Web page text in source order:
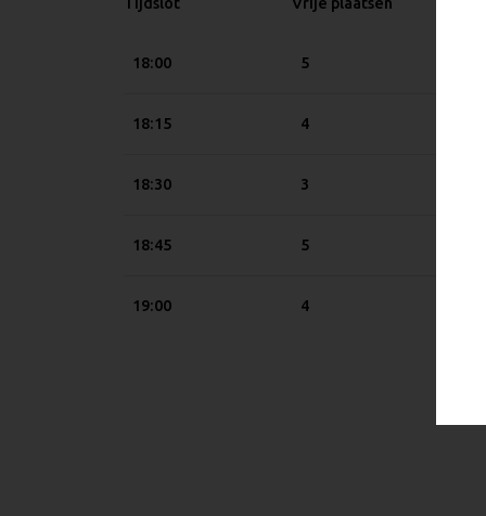
Tijdslot Vrije plaatsen
18:00 5
18:15 4
18:30 3
18:45 5
19:00 4